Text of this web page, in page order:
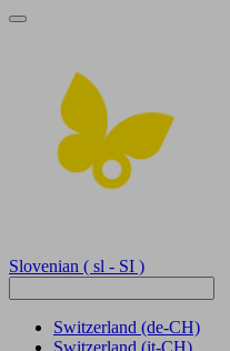
Slovenian ( sl - SI )
Switzerland (de-CH)